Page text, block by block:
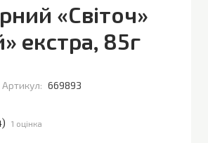
«Світоч»
екстра, 85г
Артикул: 669893
) 1 оцінка